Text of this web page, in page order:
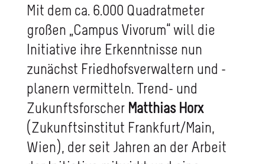
Mit dem ca. 6.000 Quadratmeter
großen „Campus Vivorum“ will die
Initiative ihre Erkenntnisse nun
zunächst Friedhofsverwaltern und -
planern vermitteln. Trend- und
Zukunftsforscher Matthias Horx
(Zukunftsinstitut Frankfurt/Main,
Wien), der seit Jahren an der Arbeit